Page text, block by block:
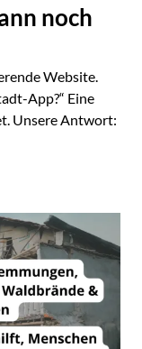
noch
Website.
App?“ Eine
Unsere Antwort: